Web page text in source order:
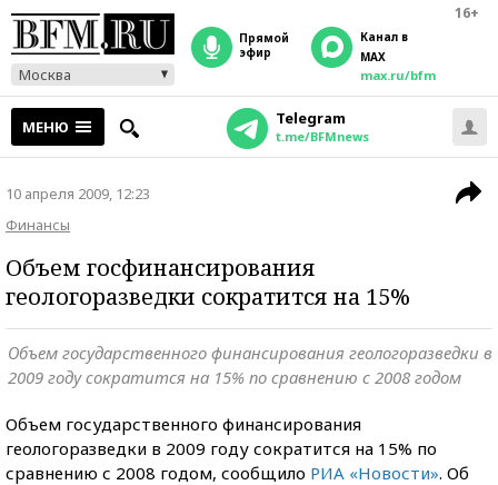
16+
Москва
прямой
эфир
Канал в
MAX
max.ru/bfm
МЕНЮ Telegram
t.me/BFMnews
10 апреля 2009, 12:23
Финансы
Объем госфинансирования
геологоразведки сократится на 15%
Объем государственного финансирования геологоразведки в
2009 году сократится на 15% по сравнению с 2008 годом
Объем государственного финансирования
геологоразведки в 2009 году сократится на 15% по
сравнению с 2008 годом, сообщило РИА «Новости». Об